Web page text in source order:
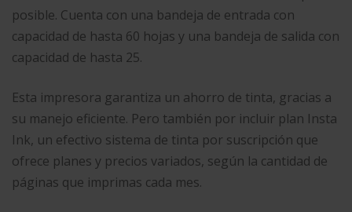
posible. Cuenta con una bandeja de entrada con
capacidad de hasta 60 hojas y una bandeja de salida con
capacidad de hasta 25.
Esta impresora garantiza un ahorro de tinta, gracias a
su manejo eficiente. Pero también por incluir plan Insta
Ink, un efectivo sistema de tinta por suscripción que
ofrece planes y precios variados, según la cantidad de
páginas que imprimas cada mes.